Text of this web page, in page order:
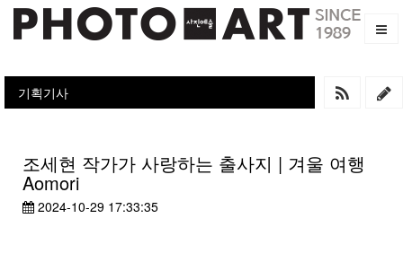
기획기사
조세현 작가가 사랑하는 출사지 | 겨울 여행
Aomori
2024-10-29 17:33:35